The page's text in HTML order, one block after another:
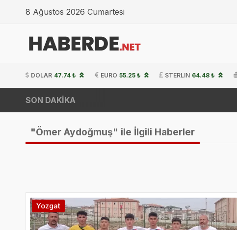
8 Ağustos 2026 Cumartesi
DOLAR 47.74 ₺ EURO 55.25 ₺ STERLIN 64.48 ₺
SON DAKİKA
"Ömer Aydoğmuş" ile İlgili Haberler
Yozgat